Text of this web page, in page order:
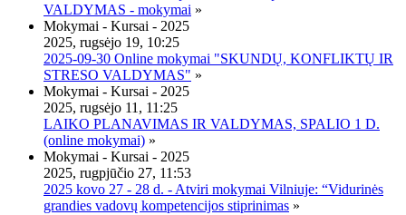
VALDYMAS - mokymai »
Mokymai - Kursai - 2025
2025, rugsėjo 19, 10:25
2025-09-30 Online mokymai "SKUNDŲ, KONFLIKTŲ IR
STRESO VALDYMAS" »
Mokymai - Kursai - 2025
2025, rugsėjo 11, 11:25
LAIKO PLANAVIMAS IR VALDYMAS, SPALIO 1 D.
(online mokymai) »
Mokymai - Kursai - 2025
2025, rugpjūčio 27, 11:53
2025 kovo 27 - 28 d. - Atviri mokymai Vilniuje: “Vidurinės
grandies vadovų kompetencijos stiprinimas »